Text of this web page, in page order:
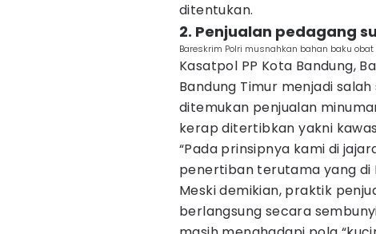
ditentukan.
2. Penjualan pedagang
Bareskrim Polri musnahkan bahan baku
Kasatpol PP Kota Bandung,
Bandung Timur menjadi
ditemukan penjualan
kerap ditertibkan yakni
“Pada prinsipnya kami di
penertiban terutama yang di
Meski demikian, praktik
berlangsung secara